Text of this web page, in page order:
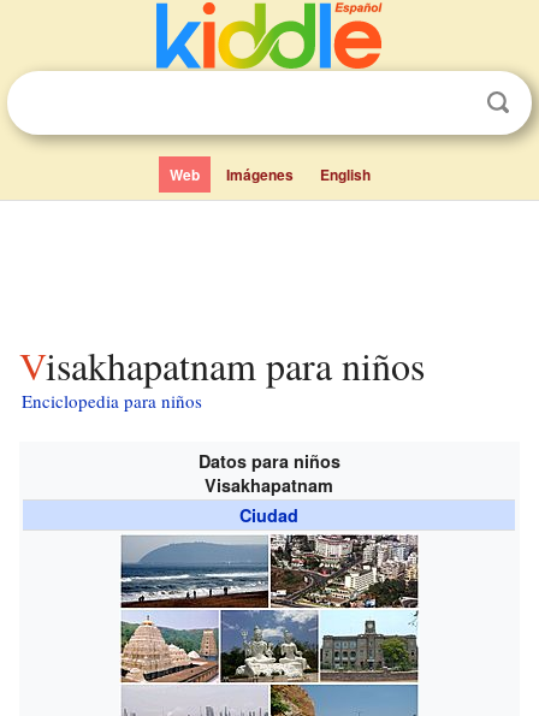
Web Imágenes English
Visakhapatnam para niños
Enciclopedia para niños
Datos para niños
Visakhapatnam
Ciudad